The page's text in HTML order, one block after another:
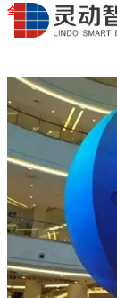
全国服务站点